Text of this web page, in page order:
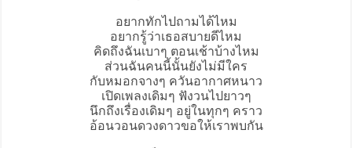
อยากทักไปถามได้ไหม
อยากรู้ว่าเธอสบายดีไหม
คิดถึงฉันเบาๆ ตอนเช้าบ้างไหม
ส่วนฉันคนนี้นั้นยังไม่มีใคร
กับหมอกจางๆ ควันอากาศหนาว
เปิดเพลงเดิมๆ ฟังวนไปยาวๆ
นึกถึงเรื่องเดิมๆ อยู่ในทุกๆ คราว
อ้อนวอนดวงดาวขอให้เราพบกัน